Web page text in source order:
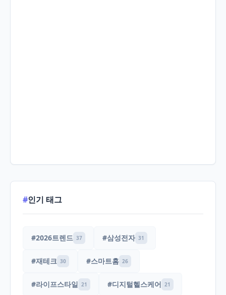
#인기 태그
#2026트렌드 37 #삼성전자 31
#재테크 30 #스마트홈 26
#라이프스타일 21 #디지털헬스케어 21